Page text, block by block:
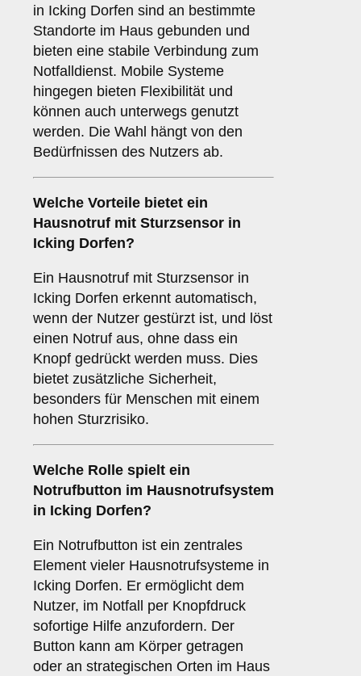
in Icking Dorfen sind an bestimmte
Standorte im Haus gebunden und
bieten eine stabile Verbindung zum
Notfalldienst. Mobile Systeme
hingegen bieten Flexibilität und
können auch unterwegs genutzt
werden. Die Wahl hängt von den
Bedürfnissen des Nutzers ab.
Welche Vorteile bietet ein
Hausnotruf mit Sturzsensor in
Icking Dorfen?
Ein Hausnotruf mit Sturzsensor in
Icking Dorfen erkennt automatisch,
wenn der Nutzer gestürzt ist, und löst
einen Notruf aus, ohne dass ein
Knopf gedrückt werden muss. Dies
bietet zusätzliche Sicherheit,
besonders für Menschen mit einem
hohen Sturzrisiko.
Welche Rolle spielt ein
Notrufbutton im Hausnotrufsystem
in Icking Dorfen?
Ein Notrufbutton ist ein zentrales
Element vieler Hausnotrufsysteme in
Icking Dorfen. Er ermöglicht dem
Nutzer, im Notfall per Knopfdruck
sofortige Hilfe anzufordern. Der
Button kann am Körper getragen
oder an strategischen Orten im Haus